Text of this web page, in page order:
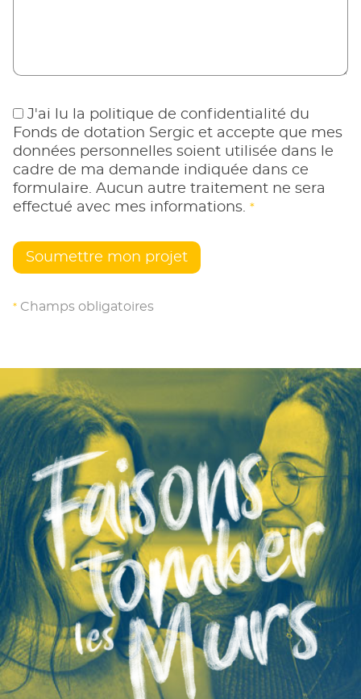
J'ai lu la politique de confidentialité du
Fonds de dotation Sergic et accepte que mes
données personnelles soient utilisée dans le
cadre de ma demande indiquée dans ce
formulaire. Aucun autre traitement ne sera
effectué avec mes informations. *
* Champs obligatoires